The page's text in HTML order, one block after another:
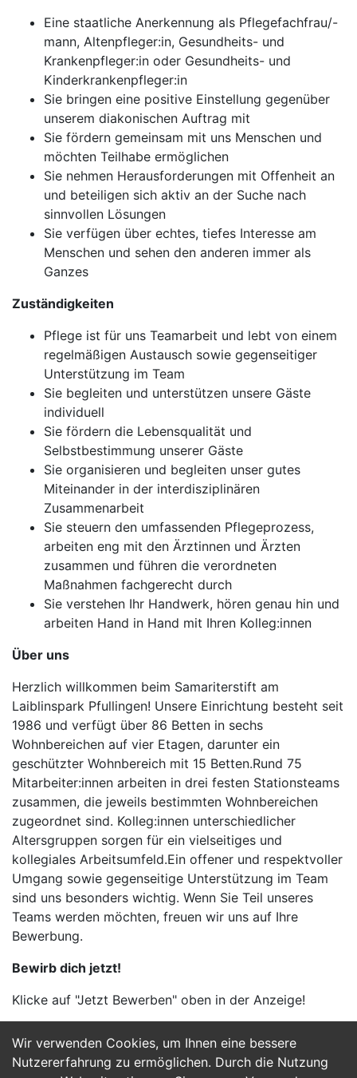
Wir verwenden Cookies, um Ihnen eine bessere
Nutzererfahrung zu ermöglichen. Durch die Nutzung
Eine staatliche Anerkennung als Pflegefachfrau/-
mann, Altenpfleger:in, Gesundheits- und
Krankenpfleger:in oder Gesundheits- und
Kinderkrankenpfleger:in
Sie bringen eine positive Einstellung gegenüber
unserem diakonischen Auftrag mit
Sie fördern gemeinsam mit uns Menschen und
möchten Teilhabe ermöglichen
Sie nehmen Herausforderungen mit Offenheit an
und beteiligen sich aktiv an der Suche nach
sinnvollen Lösungen
Sie verfügen über echtes, tiefes Interesse am
Menschen und sehen den anderen immer als
Ganzes
Zuständigkeiten
Pflege ist für uns Teamarbeit und lebt von einem
regelmäßigen Austausch sowie gegenseitiger
Unterstützung im Team
Sie begleiten und unterstützen unsere Gäste
individuell
Sie fördern die Lebensqualität und
Selbstbestimmung unserer Gäste
Sie organisieren und begleiten unser gutes
Miteinander in der interdisziplinären
Zusammenarbeit
Sie steuern den umfassenden Pflegeprozess,
arbeiten eng mit den Ärztinnen und Ärzten
zusammen und führen die verordneten
Maßnahmen fachgerecht durch
Sie verstehen Ihr Handwerk, hören genau hin und
arbeiten Hand in Hand mit Ihren Kolleg:innen
Über uns
Herzlich willkommen beim Samariterstift am
Laiblinspark Pfullingen! Unsere Einrichtung besteht seit
1986 und verfügt über 86 Betten in sechs
Wohnbereichen auf vier Etagen, darunter ein
geschützter Wohnbereich mit 15 Betten.Rund 75
Mitarbeiter:innen arbeiten in drei festen Stationsteams
zusammen, die jeweils bestimmten Wohnbereichen
zugeordnet sind. Kolleg:innen unterschiedlicher
Altersgruppen sorgen für ein vielseitiges und
kollegiales Arbeitsumfeld.Ein offener und respektvoller
Umgang sowie gegenseitige Unterstützung im Team
sind uns besonders wichtig. Wenn Sie Teil unseres
Teams werden möchten, freuen wir uns auf Ihre
Bewerbung.
Bewirb dich jetzt!
Klicke auf "Jetzt Bewerben" oben in der Anzeige!
Jetzt Bewerben